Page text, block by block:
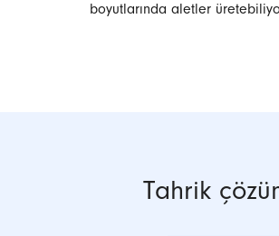
boyutlarında aletler
Tahrik